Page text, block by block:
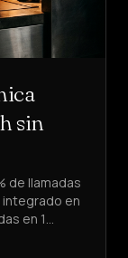
sin
de llamadas
integrado en
en 1